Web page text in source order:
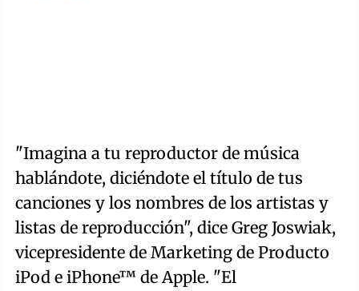
"Imagina a tu reproductor de música
hablándote, diciéndote el título de tus
canciones y los nombres de los artistas y
listas de reproducción", dice Greg Joswiak,
vicepresidente de Marketing de Producto
iPod e iPhone™ de Apple. "El